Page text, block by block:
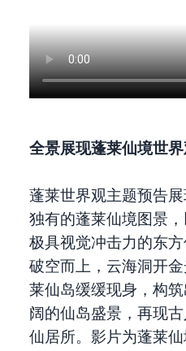
全景展现蓬莱仙境世
蓬莱世界观主题预告展
独有的蓬莱仙境图景
极具视觉冲击力的东
破空而上，云海洞开
莱仙岛缓缓现身，构
阔的仙岛盛景，再现
仙居所。影片为蓬莱